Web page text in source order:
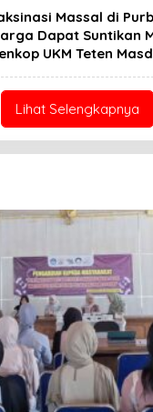
Massal di
Dapat Suntikan
UKM Teten
Lihat Selengkapnya